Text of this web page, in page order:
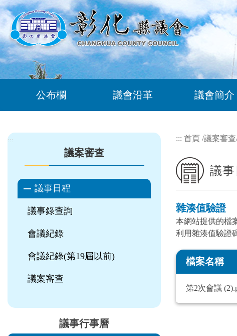
跳到主要內容區塊
公布欄 議會沿革 議會簡介
:::
議案審查
議事日程
議事錄查詢
會議紀錄
會議紀錄(第19屆以前)
議案審查
議事行事曆
::: 首頁 /議案審查
議事
雜湊值驗證
本網站提供的檔
利用雜湊值驗證
檔案名稱
第2次會議